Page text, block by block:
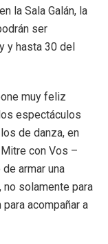
la Sala Galán, la
ser
y hasta 30 del
muy feliz
espectáculos
de danza, en
con Vos –
armar una
solamente para
acompañar a